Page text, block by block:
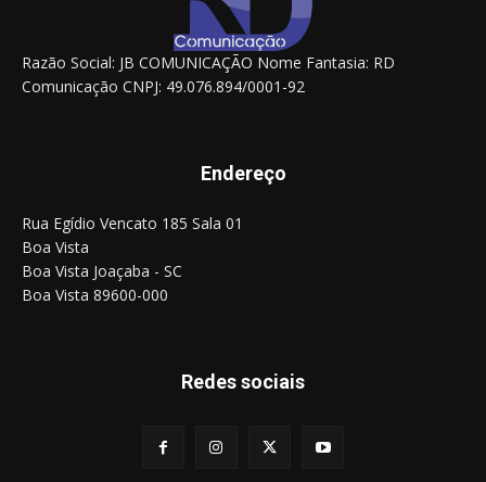
Razão Social: JB COMUNICAÇÃO Nome Fantasia: RD
Comunicação CNPJ: 49.076.894/0001-92
Endereço
Rua Egídio Vencato 185 Sala 01
Boa Vista
Boa Vista Joaçaba - SC
Boa Vista 89600-000
Redes sociais